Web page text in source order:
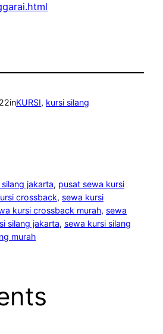
inKURSI, kursi silang
jakarta, pusat sewa kursi
crossback, sewa kursi
kursi crossback murah, sewa
silang jakarta, sewa kursi silang
murah